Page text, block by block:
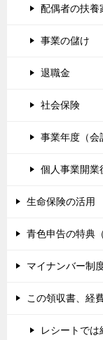
配偶者の扶養
事業の儲け
退職金
社会保険
事業年度（会
個人事業開業
生命保険の活用
青色申告の特典
マイナンバー制
この領収書、経
レシートでは